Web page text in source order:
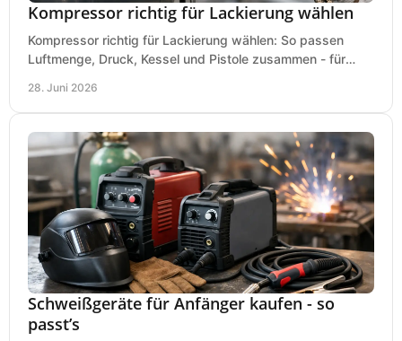
Kompressor richtig für Lackierung wählen
Kompressor richtig für Lackierung wählen: So passen
Luftmenge, Druck, Kessel und Pistole zusammen - für
28. Juni 2026
Schweißgeräte für Anfänger kaufen - so
passt’s